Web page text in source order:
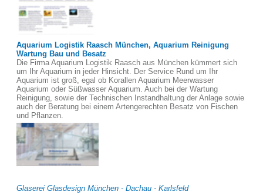
Aquarium Logistik Raasch München, Aquarium Reinigung
Wartung Bau und Besatz
Die Firma Aquarium Logistik Raasch aus München kümmert sich
um Ihr Aquarium in jeder Hinsicht. Der Service Rund um Ihr
Aquarium ist groß, egal ob Korallen Aquarium Meerwasser
Aquarium oder Süßwasser Aquarium. Auch bei der Wartung
Reinigung, sowie der Technischen Instandhaltung der Anlage sowie
auch der Beratung bei einem Artengerechten Besatz von Fischen
und Pflanzen.
Glaserei Glasdesign München - Dachau - Karlsfeld